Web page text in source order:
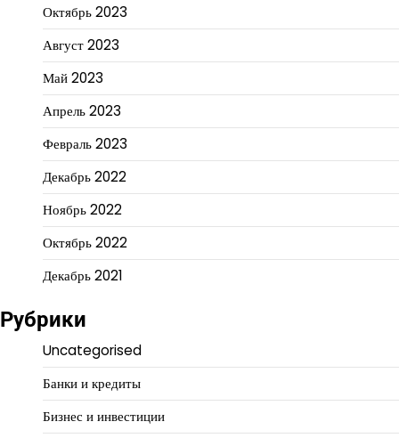
Октябрь 2023
Август 2023
Май 2023
Апрель 2023
Февраль 2023
Декабрь 2022
Ноябрь 2022
Октябрь 2022
Декабрь 2021
Рубрики
Uncategorised
Банки и кредиты
Бизнес и инвестиции